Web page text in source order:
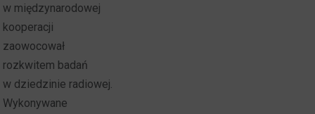
w międzynarodowej
kooperacji
zaowocował
rozkwitem badań
w dziedzinie radiowej.
Wykonywane